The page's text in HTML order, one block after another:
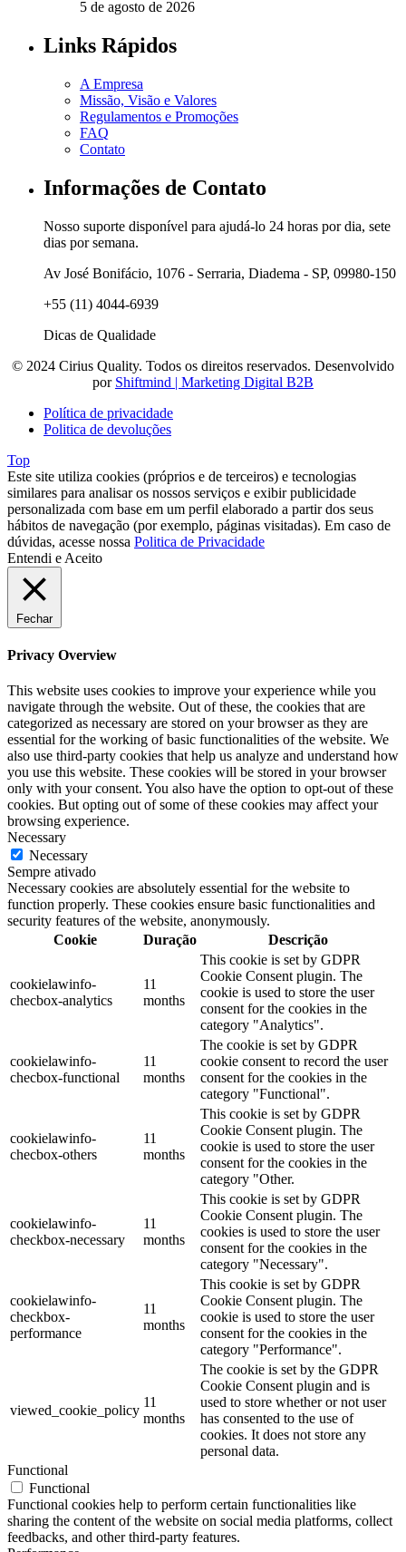
5 de agosto de 2026
Links Rápidos
A Empresa
Missão, Visão e Valores
Regulamentos e Promoções
FAQ
Contato
Informações de Contato
Nosso suporte disponível para ajudá-lo 24 horas por dia, sete
dias por semana.
Av José Bonifácio, 1076 - Serraria, Diadema - SP, 09980-150
+55 (11) 4044-6939
Dicas de Qualidade
© 2024 Cirius Quality. Todos os direitos reservados. Desenvolvido
por Shiftmind | Marketing Digital B2B
Política de privacidade
Politica de devoluções
Top
Este site utiliza cookies (próprios e de terceiros) e tecnologias
similares para analisar os nossos serviços e exibir publicidade
personalizada com base em um perfil elaborado a partir dos seus
hábitos de navegação (por exemplo, páginas visitadas). Em caso de
dúvidas, acesse nossa Politica de Privacidade
Entendi e Aceito
Fechar
Privacy Overview
This website uses cookies to improve your experience while you
navigate through the website. Out of these, the cookies that are
categorized as necessary are stored on your browser as they are
essential for the working of basic functionalities of the website. We
also use third-party cookies that help us analyze and understand how
you use this website. These cookies will be stored in your browser
only with your consent. You also have the option to opt-out of these
cookies. But opting out of some of these cookies may affect your
browsing experience.
Necessary
Necessary
Sempre ativado
Necessary cookies are absolutely essential for the website to
function properly. These cookies ensure basic functionalities and
security features of the website, anonymously.
Cookie
Duração Descrição
cookielawinfo-
checbox-analytics
11
months
This cookie is set by GDPR
Cookie Consent plugin. The
cookie is used to store the user
consent for the cookies in the
category "Analytics".
cookielawinfo-
checbox-functional
11
months
The cookie is set by GDPR
cookie consent to record the user
consent for the cookies in the
category "Functional".
cookielawinfo-
checbox-others
11
months
This cookie is set by GDPR
Cookie Consent plugin. The
cookie is used to store the user
consent for the cookies in the
category "Other.
cookielawinfo-
checkbox-necessary
11
months
This cookie is set by GDPR
Cookie Consent plugin. The
cookies is used to store the user
consent for the cookies in the
category "Necessary".
cookielawinfo-
checkbox-
performance
11
months
This cookie is set by GDPR
Cookie Consent plugin. The
cookie is used to store the user
consent for the cookies in the
category "Performance".
viewed_cookie_policy
11
months
The cookie is set by the GDPR
Cookie Consent plugin and is
used to store whether or not user
has consented to the use of
cookies. It does not store any
personal data.
Functional
Functional
Functional cookies help to perform certain functionalities like
sharing the content of the website on social media platforms, collect
feedbacks, and other third-party features.